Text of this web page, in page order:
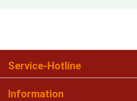
Service-Hotline
Information